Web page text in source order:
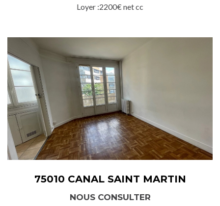
Loyer :2200€ net cc
75010 CANAL SAINT MARTIN
NOUS CONSULTER